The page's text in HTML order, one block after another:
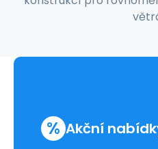
% Akční